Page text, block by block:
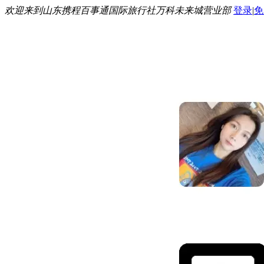
欢迎来到山东携程百事通国际旅行社万科未来城营业部登录|